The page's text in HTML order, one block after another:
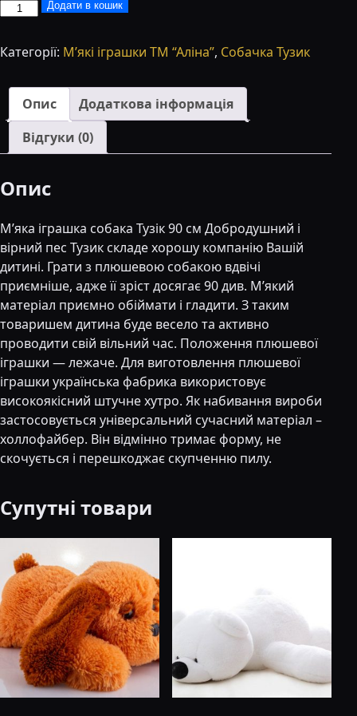
М'яка
Собака
90
медовий
кількість
Додати в кошик
Категорії: М’які іграшки ТМ “Аліна”, Собачка Тузик
Опис
Додаткова інформація
Відгуки (0)
Опис
М’яка іграшка собака Тузік 90 см Добродушний і
вірний пес Тузик складе хорошу компанію Вашій
дитині. Грати з плюшевою собакою вдвічі
приємніше, адже її зріст досягає 90 див. М’який
матеріал приємно обіймати і гладити. З таким
товаришем дитина буде весело та активно
проводити свій вільний час. Положення плюшевої
іграшки ― лежаче. Для виготовлення плюшевої
іграшки українська фабрика використовує
високоякісний штучне хутро. Як набивання вироби
застосовується універсальний сучасний матеріал –
холлофайбер. Він відмінно тримає форму, не
скочується і перешкоджає скупченню пилу.
Супутні товари